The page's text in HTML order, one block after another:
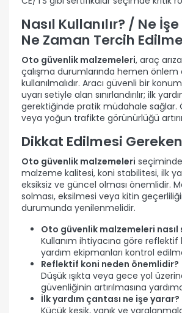
Nasıl Kullanılır? / Ne
Ne Zaman Tercih
Oto güvenlik malzemeleri, araç
çalışma durumlarında hemen önlem
kullanılmalıdır. Aracı güvenli bir
uyarı setiyle alan sınırlandırılır; ilk
gerektiğinde pratik müdahale sağlar.
veya yoğun trafikte görünürlüğü
Dikkat Edilmesi
Oto güvenlik malzemeleri
malzeme kalitesi, koni stabilitesi, ilk
eksiksiz ve güncel olması önemlidir.
solması, eksilmesi veya kitin
durumunda yenilenmelidir.
Oto güvenlik malzemeleri nasıl
Kullanım ihtiyacına göre reflektif
yardım ekipmanları kontrol
Reflektif koni neden önemlidir?
Düşük ışıkta veya gece yol
güvenliğinin artırılmasına
İlk yardım çantası ne işe yarar?